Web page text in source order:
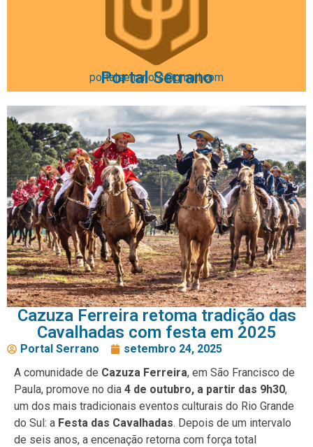
Portal Serrano
portalserranors@gmail.com
Cazuza Ferreira retoma tradição das
Cavalhadas com festa em 2025
Portal Serrano
setembro 24, 2025
A comunidade de Cazuza Ferreira, em São Francisco de
Paula, promove no dia 4 de outubro, a partir das 9h30,
um dos mais tradicionais eventos culturais do Rio Grande
do Sul: a Festa das Cavalhadas. Depois de um intervalo
de seis anos, a encenação retorna com força total